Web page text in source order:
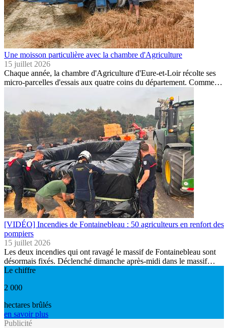
Une moisson particulière avec la chambre d'Agriculture
15 juillet 2026
Chaque année, la chambre d'Agriculture d'Eure-et-Loir récolte ses
micro-parcelles d'essais aux quatre coins du département. Comme…
[VIDÉO] Incendies de Fontainebleau : 50 agriculteurs en renfort des
pompiers
15 juillet 2026
Les deux incendies qui ont ravagé le massif de Fontainebleau sont
désormais fixés. Déclenché dimanche après-midi dans le massif…
Le chiffre
2 000
hectares brûlés
en savoir plus
Publicité